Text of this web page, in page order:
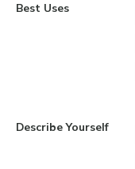
Best Uses
Describe Yourself